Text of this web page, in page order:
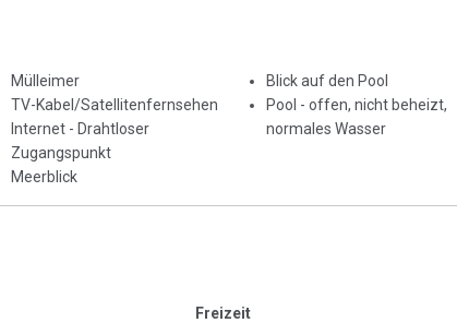
Mülleimer
TV-Kabel/Satellitenfernsehen
Internet - Drahtloser
Zugangspunkt
Meerblick
Blick auf den Pool
Pool - offen, nicht beheizt,
normales Wasser
Freizeit